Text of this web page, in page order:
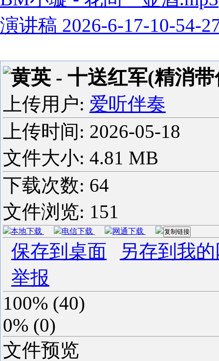
演讲稿 2026-6-17-10-54-
黄英 - 十送红军(精消
上传用户: 爱听伴奏
上传时间: 2026-05-18
文件大小: 4.81 MB
下载次数: 64
文件浏览: 151
本地下载 电信下载 网通下载 复制链接
保存到桌面
另存到我
举报
100% (40)
0% (0)
文件预览